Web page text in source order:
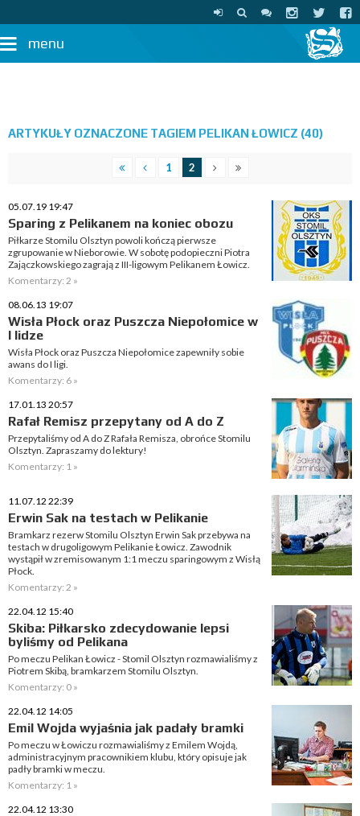
menu
ARTYKUŁY OZNACZONE TAGIEM PELIKAN ŁOWICZ (40)
1 2
05.07.19 19:47
Sparing z Pelikanem na koniec obozu
Piłkarze Stomilu Olsztyn powoli kończą pierwsze
zgrupowanie w Nieborowie. W sobotę podopieczni Piotra
Zajączkowskiego zagrają z III-ligowym Pelikanem Łowicz.
Komentarzy: 2 »
08.06.13 19:07
Wisła Płock oraz Puszcza Niepołomice w
I lidze
Wisła Płock oraz Puszcza Niepołomice zapewniły sobie
awans do I ligi.
Komentarzy: 6 »
17.01.13 20:57
Rafał Remisz przepytany od A do Z
Przepytaliśmy od A do Z Rafała Remisza, obrońce Stomilu
Olsztyn. Zapraszamy do lektury!
Komentarzy: 1 »
11.07.12 22:39
Erwin Sak na testach w Pelikanie
Bramkarz rezerw Stomilu Olsztyn Erwin Sak przebywa na
testach w drugoligowym Pelikanie Łowicz. Zawodnik
wystąpił w zremisowanym 1:1 meczu sparingowym z Wisłą
Płock.
Komentarzy: 2 »
22.04.12 15:40
Skiba: Piłkarsko zdecydowanie lepsi
byliśmy od Pelikana
Po meczu Pelikan Łowicz - Stomil Olsztyn rozmawialiśmy z
Piotrem Skibą, bramkarzem Stomilu Olsztyn.
Komentarzy: 0 »
22.04.12 14:05
Emil Wojda wyjaśnia jak padały bramki
Po meczu w Łowiczu rozmawialiśmy z Emilem Wojdą,
administracyjnym pracownikiem klubu, który opisuje jak
padły bramki w meczu.
Komentarzy: 1 »
22.04.12 13:30